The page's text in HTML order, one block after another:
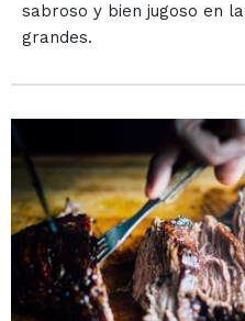
sabroso y bien jugoso en
grandes.